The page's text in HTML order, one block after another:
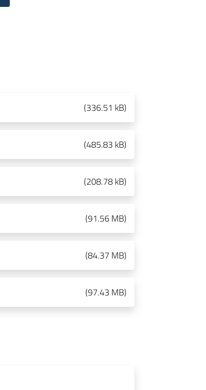
(336.51 kB)
(485.83 kB)
(208.78 kB)
(91.56 MB)
(84.37 MB)
(97.43 MB)